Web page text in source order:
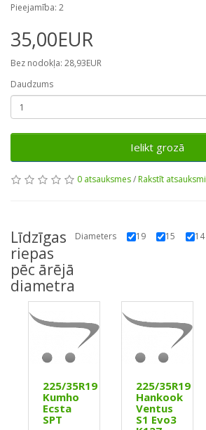
Pieejamība: 2
35,00EUR
Bez nodokļa: 28,93EUR
Daudzums
Ielikt grozā
0 atsauksmes/Rakstīt atsauksmi
Līdzīgas
riepas
pēc ārējā
diametra
Diameters 19 15 14
225/35R19
Kumho
Ecsta
SPT
225/35R19
Hankook
Ventus
S1 Evo3